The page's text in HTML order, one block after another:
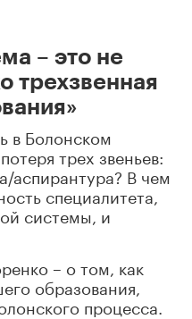
– это не
трехзвенная
в Болонском
трех звеньев:
аспирантура? В чем
специалитета,
системы, и
– о том, как
образования,
процесса.